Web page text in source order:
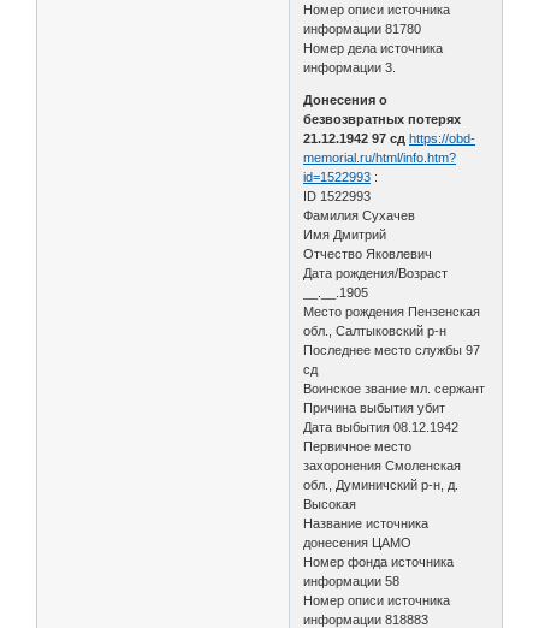
Номер описи источника
информации 81780
Номер дела источника
информации 3.
Донесения о
безвозвратных потерях
21.12.1942 97 сд https://obd-
memorial.ru/html/info.htm?
id=1522993 :
ID 1522993
Фамилия Сухачев
Имя Дмитрий
Отчество Яковлевич
Дата рождения/Возраст
__.__.1905
Место рождения Пензенская
обл., Салтыковский р-н
Последнее место службы 97
сд
Воинское звание мл. сержант
Причина выбытия убит
Дата выбытия 08.12.1942
Первичное место
захоронения Смоленская
обл., Думиничский р-н, д.
Высокая
Название источника
донесения ЦАМО
Номер фонда источника
информации 58
Номер описи источника
информации 818883